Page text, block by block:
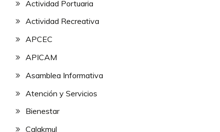
Actividad Portuaria
Actividad Recreativa
APCEC
APICAM
Asamblea Informativa
Atención y Servicios
Bienestar
Calakmul